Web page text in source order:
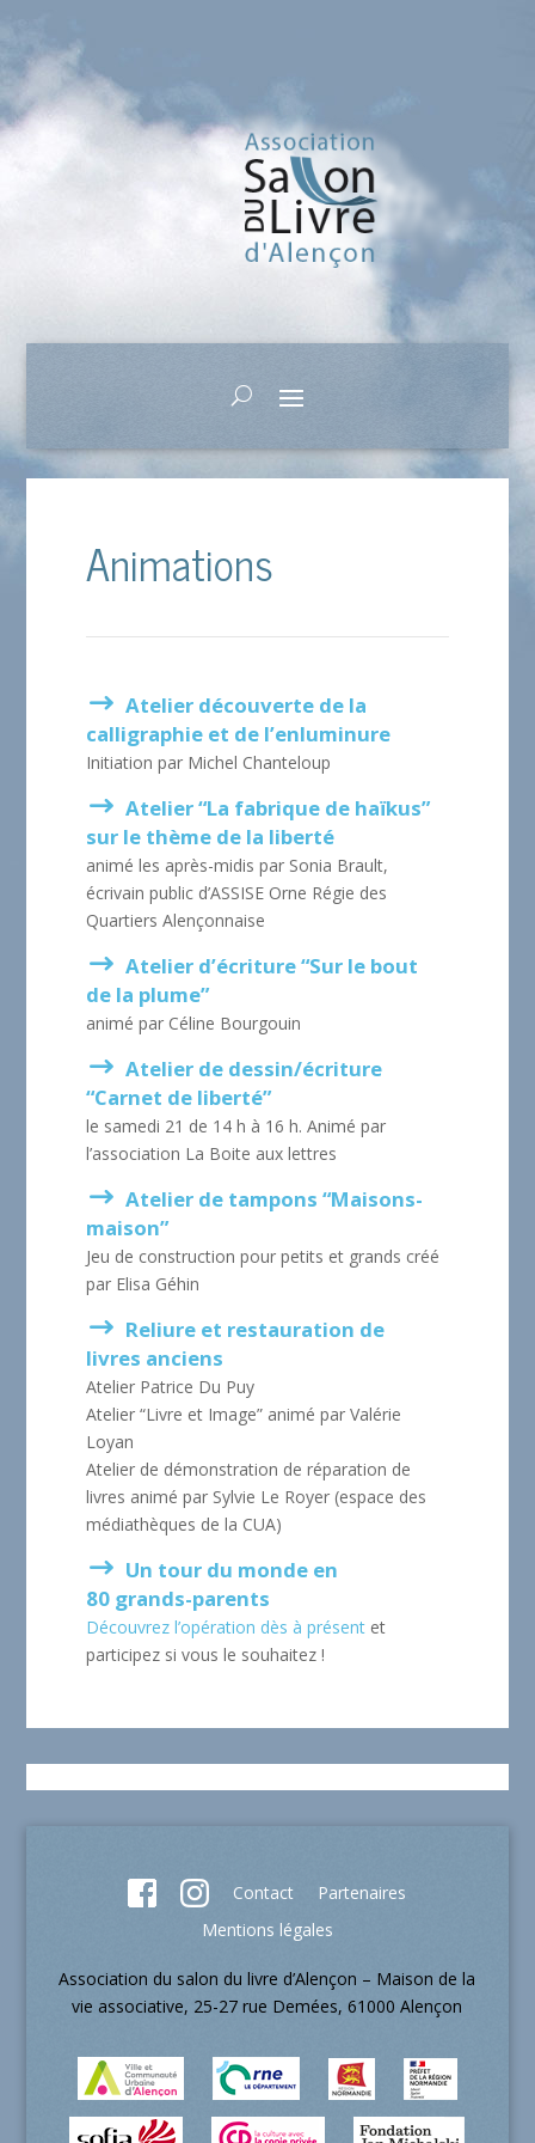
Animations
Atelier découverte de la
calligraphie et de l’enluminure
Initiation par Michel Chanteloup
Atelier “La fabrique de haïkus”
sur le thème de la liberté
animé les après-midis par Sonia Brault,
écrivain public d’ASSISE Orne Régie des
Quartiers Alençonnaise
Atelier d’écriture “Sur le bout
de la plume”
animé par Céline Bourgouin
Atelier de dessin/écriture
“Carnet de liberté”
le samedi 21 de 14 h à 16 h. Animé par
l’association La Boite aux lettres
Atelier de tampons “Maisons-
maison”
Jeu de construction pour petits et grands créé
par Elisa Géhin
Reliure et restauration de
livres anciens
Atelier Patrice Du Puy
Atelier “Livre et Image” animé par Valérie
Loyan
Atelier de démonstration de réparation de
livres animé par Sylvie Le Royer (espace des
médiathèques de la CUA)
Un tour du monde en
80 grands-parents
Découvrez l’opération dès à présent et
participez si vous le souhaitez !
Contact
Partenaires
Mentions légales
Association du salon du livre d’Alençon – Maison de la
vie associative, 25-27 rue Demées, 61000 Alençon